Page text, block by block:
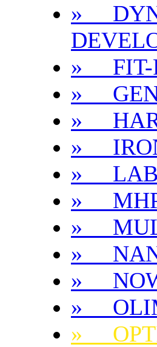
»
» FIT-
»
»
»
»
»
»
»
»
»
»